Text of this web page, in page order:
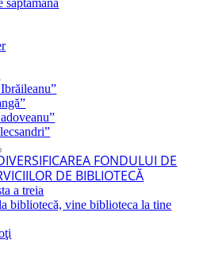
FONDULUI DE
DE BIBLIOTECĂ
a treia
bibliotecă, vine biblioteca la tine